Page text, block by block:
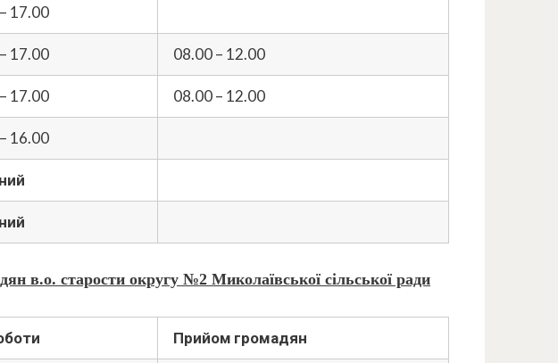
17.00
17.00 08.00 – 12.00
17.00 08.00 – 12.00
16.00
в.о. старости округу №2 Миколаївської сільської ради
Прийом громадян